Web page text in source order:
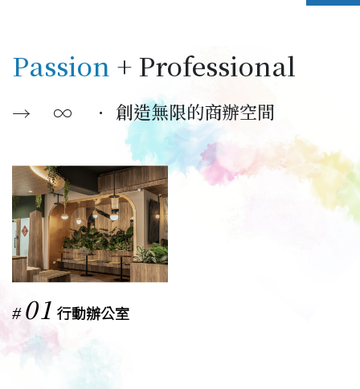
Passion + Professional
—
→ ∞ ． 創造無限的商辦空間
# 01 行動辦公室